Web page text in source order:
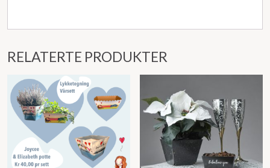
RELATERTE PRODUKTER